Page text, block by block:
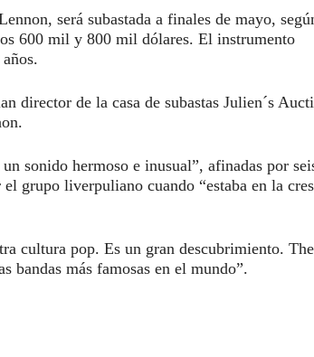
será subastada a finales de mayo,
600 mil y 800 mil dólares. El instrumento
director de la casa de subastas Julien´s
sonido hermoso e inusual”, afinadas por
grupo liverpuliano cuando “estaba en la
cultura pop. Es un gran descubrimiento. The
bandas más famosas en el mundo”.